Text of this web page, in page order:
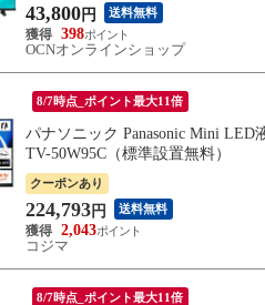
43,800 円 送料無料
398
OCNオンラインショップ
8/7時点_ポイント最大11倍
パナソニック Panasonic Mini
TV-50W95C（標準設置無料）
クーポンあり
224,793 円 送料無料
2,043
コジマ
8/7時点_ポイント最大11倍